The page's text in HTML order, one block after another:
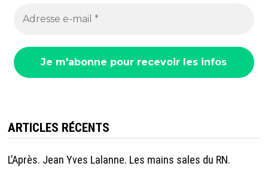
ARTICLES RÉCENTS
L’Après. Jean Yves Lalanne. Les mains sales du RN.